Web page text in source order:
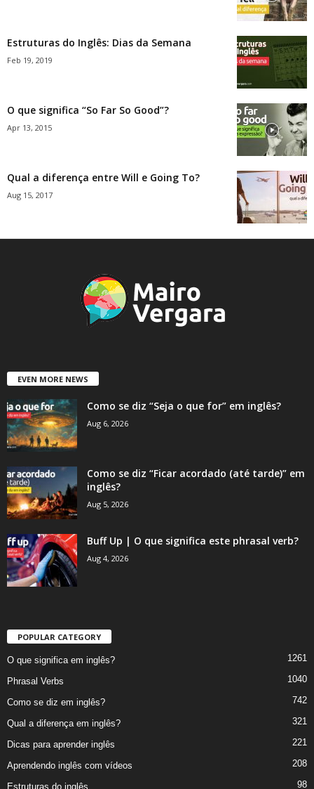
Estruturas do Inglês: Dias da Semana
Feb 19, 2019
O que significa “So Far So Good”?
Apr 13, 2015
Qual a diferença entre Will e Going To?
Aug 15, 2017
EVEN MORE NEWS
Como se diz “Seja o que for” em inglês?
Aug 6, 2026
Como se diz “Ficar acordado (até tarde)” em
inglês?
Aug 5, 2026
Buff Up | O que significa este phrasal verb?
Aug 4, 2026
POPULAR CATEGORY
O que significa em inglês? 1261
Phrasal Verbs 1040
Como se diz em inglês? 742
Qual a diferença em inglês? 321
Dicas para aprender inglês 221
Aprendendo inglês com vídeos 208
Estruturas do inglês 98